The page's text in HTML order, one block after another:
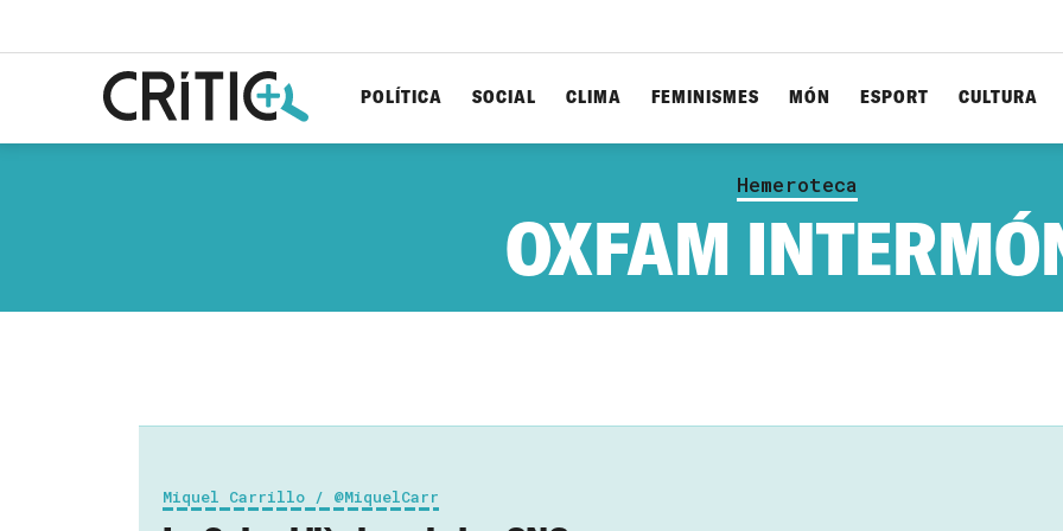
POLÍTICA SOCIAL CLIMA FEMINISMES MÓN ESPORT CULTURA
Hemeroteca
OXFAM
Miquel Carrillo / @MiquelCarr